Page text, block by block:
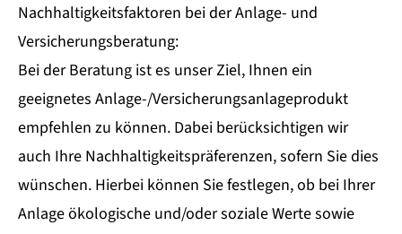
Nachhaltigkeitsfaktoren bei der Anlage- und
Versicherungsberatung:
Bei der Beratung ist es unser Ziel, Ihnen ein
geeignetes Anlage-/Versicherungsanlageprodukt
empfehlen zu können. Dabei berücksichtigen wir
auch Ihre Nachhaltigkeitspräferenzen, sofern Sie dies
wünschen. Hierbei können Sie festlegen, ob bei Ihrer
Anlage ökologische und/oder soziale Werte sowie